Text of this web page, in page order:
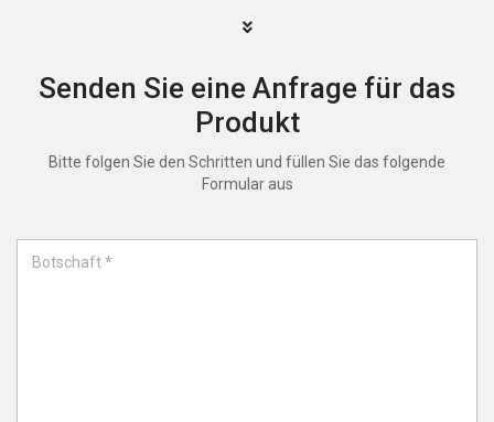
Senden Sie eine Anfrage für das
Produkt
Bitte folgen Sie den Schritten und füllen Sie das folgende
Formular aus